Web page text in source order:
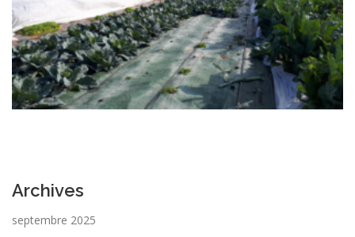
Archives
septembre 2025